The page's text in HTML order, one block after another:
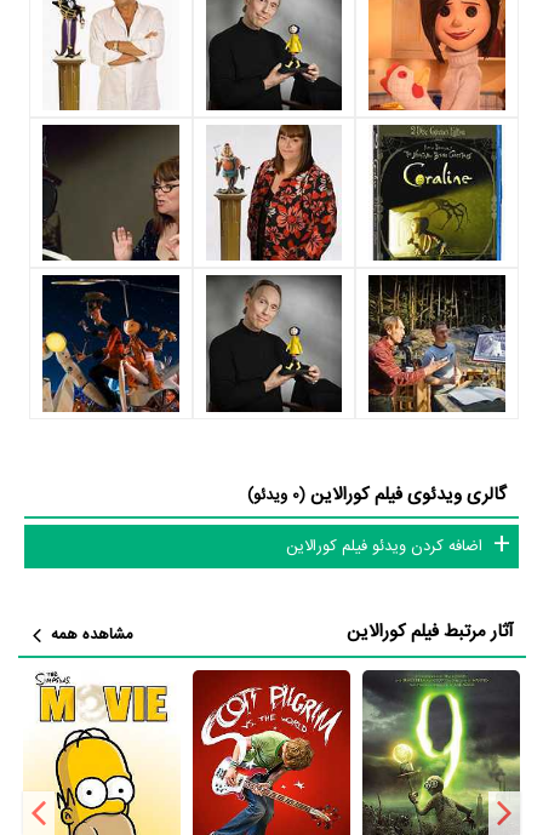
مکان کرده‌است.او که هیچگاه پدر و مادرش درکش نمی‌کنند و دیگر دوستانش
را نمی‌تواند ببیند و دور و برش هم همسایه‌های عجیبی زندگی می‌کنند بداخلاق
شده‌است.کورالاین از یک دریچه کوچک وارد یک دنیای دیگر می‌شود.دنیایی
بسیار رنگارنگ تر با پدر و مادری مهربان و همسایه‌هایی موفق در کارشان.
اشکال این جاست که تمام افراد این دنیا فانتزی جدید به جای چشم دکمه دارند
اما کورالاین این خصوصیت را به مهربانی آدم‌ها می‌بخشد.اما چون مادر این
جهان می‌خواهد کورالاین را در این جهان نگه دارد کابوس شروع می‌شود زیرا
مادر می‌خواهد به چشم‌های کورالاین دکمه بدوزد و کورالاین را درگیر چیزی
می‌کند که او آن را بخشیده‌است…»
فیلم کورالاین از نظر ساختار (فرم)، محتوا و محیط تولید، به آثار مختلفی
شباهت دارد. با توجه به شاخص‌های متعدد و گوناگونی می‌توان گفت آثار
فیلم کورالاین و کارنامه فعالیت کارگردان و بازیگران
جذابی را می‌توان بیان کرد. براساس آمارها فیلم کورالاین به طور متوسط
فعالیت 11ام بازیگران این اثر است. براساس امتیاز مردم فیلم کورالاین بهترین
Teri Hatcher،John Hodgman ،جنیفر ساندرز کیث دیویدوRobert
Bailey Jr. و یکی از 4 اثر شاخص Dawn French در حرفه بازیگری محسوب
می‌شود.
3 تن از بازیگران کورالاین، اولین فعالیت جدی بازیگری خود را در این اثر تجربه
گالری ویدئوی فیلم کورالاین(0 ویدئو)
اضافه کردن ویدئو فیلم کورالاین
آثار مرتبط فیلم کورالاین مشاهده همه